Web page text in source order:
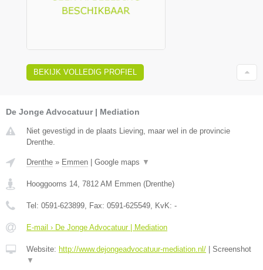
BEKIJK VOLLEDIG PROFIEL
De Jonge Advocatuur | Mediation
Niet gevestigd in de plaats Lieving, maar wel in de provincie
Drenthe.
Drenthe » Emmen Google maps ▼
Hooggoorns 14, 7812 AM Emmen (Drenthe)
Tel: 0591-623899, Fax: 0591-625549, KvK: -
E-mail › De Jonge Advocatuur | Mediation
Website: http://www.dejongeadvocatuur-mediation.nl/
Screenshot
▼